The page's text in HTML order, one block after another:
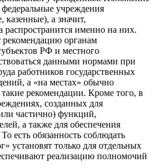
учреждения
а значит,
распространится именно на них.
рекомендацию органам
РФ и местного
данными нормами при
работников государственных
а «на местах» обычно
рекомендации. Кроме того, в
созданных для
частично) функций,
а также для обеспечения
есть обязанность соблюдать
установят только для отдельных
реализацию полномочий